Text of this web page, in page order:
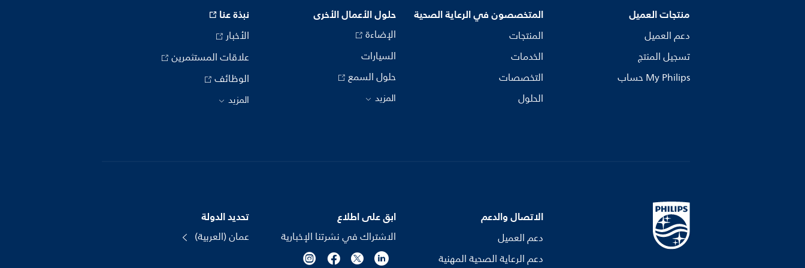
منتجات العميل
دعم العميل
تسجيل المنتج
My Philips حساب
المتخصصون في الرعاية الصحية
المنتجات
الخدمات
التخصصات
الحلول
حلول الأعمال الأخرى
الإضاءة
السيارات
حلول السمع
المزيد
نبذة عنا
الأخبار
علاقات المستثمرين
الوظائف
المزيد
الاتصال والدعم
دعم العميل
دعم الرعاية الصحية المهنية
ابق على اطلاع
الاشتراك في نشرتنا الإخبارية
تحديد الدولة
عمان (العربية)